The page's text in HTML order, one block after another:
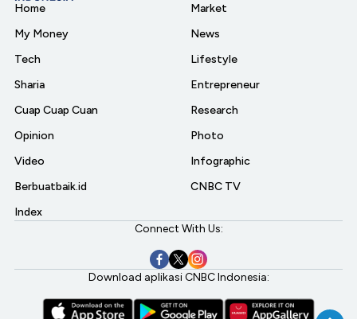
Home
My Money
Tech
Sharia
Cuap Cuap Cuan
Opinion
Video
Berbuatbaik.id
Index
Market
News
Lifestyle
Entrepreneur
Research
Photo
Infographic
CNBC TV
Connect With Us:
Download aplikasi CNBC Indonesia: